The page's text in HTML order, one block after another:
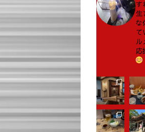
す
生
な
ル
応